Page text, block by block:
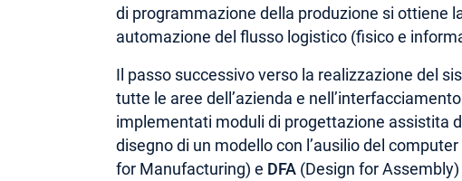
di programmazione della produzione si ottiene
automazione del flusso logistico (fisico e
Il passo successivo verso la realizzazione del
tutte le aree dell’azienda e
implementati moduli di progettazione assistita
disegno di un modello con l’ausilio del
for Manufacturing) e DFA (Design for